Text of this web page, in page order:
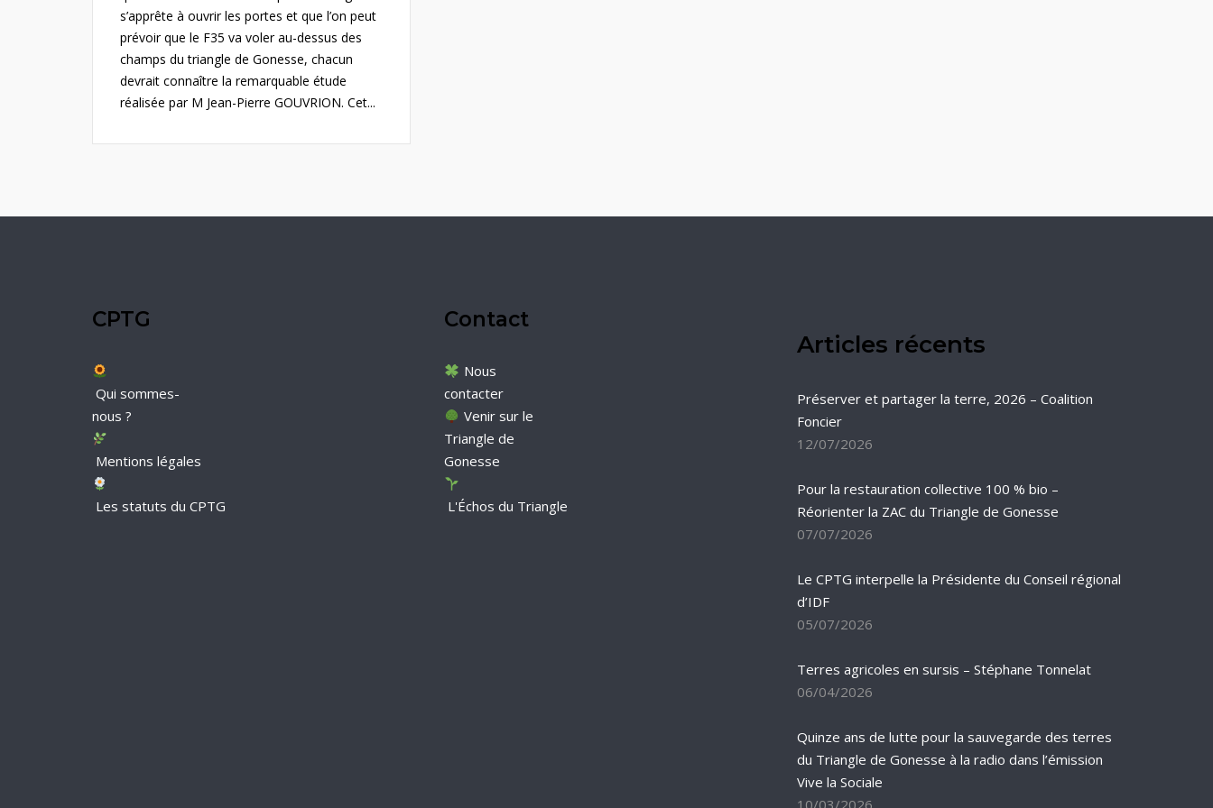
s’apprête à ouvrir les portes et que l’on peut
prévoir que le F35 va voler au-dessus des
champs du triangle de Gonesse, chacun
devrait connaître la remarquable étude
réalisée par M Jean-Pierre GOUVRION. Cet...
CPTG
Qui sommes-
nous ?
Mentions légales
Les statuts du CPTG
Contact
Nous
contacter
Venir sur le
Triangle de
Gonesse
L'Échos du Triangle
Articles récents
Préserver et partager la terre, 2026 – Coalition
Foncier
12/07/2026
Pour la restauration collective 100 % bio –
Réorienter la ZAC du Triangle de Gonesse
07/07/2026
Le CPTG interpelle la Présidente du Conseil régional
d’IDF
05/07/2026
Terres agricoles en sursis – Stéphane Tonnelat
06/04/2026
Quinze ans de lutte pour la sauvegarde des terres
du Triangle de Gonesse à la radio dans l’émission
Vive la Sociale
10/03/2026